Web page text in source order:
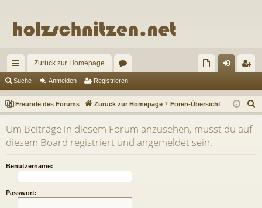
ch
ne
llz
ug
Zurück zur Homepage
or
en un
de
de
m
el
de
ist
rie
re
Suche Anmelden Registrieren
Freunde des Forums Zurück zur Homepage Foren-Übersicht
u
Um Beiträge in diesem Forum anzusehen, musst du auf
diesem Board registriert und angemeldet sein.
Benutzername:
Passwort: